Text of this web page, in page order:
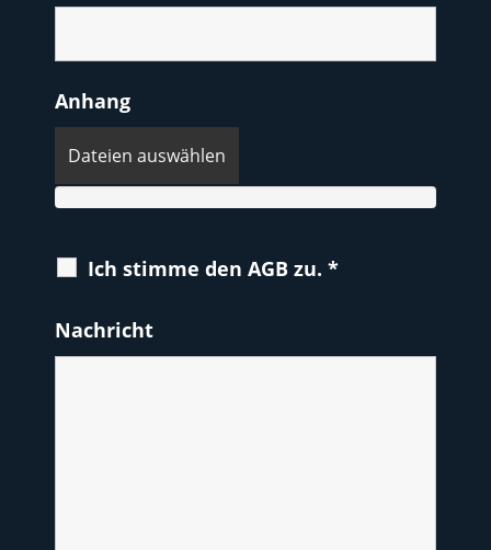
Anhang
Dateien auswählen
Ich stimme den AGB zu. *
Nachricht